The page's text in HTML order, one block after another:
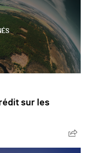
sur les